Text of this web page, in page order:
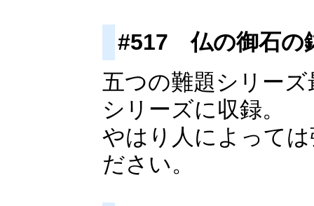
#517 仏の御石の
五つの難題シリーズ
シリーズに収録。
やはり人によって
ださい。